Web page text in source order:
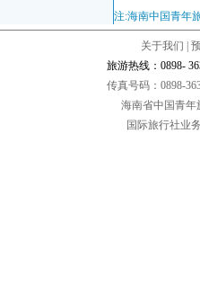
注:海南中国青年
关于我们
旅游热线：0898-
传真号码：0898-
海南省中国青
国际旅行社业